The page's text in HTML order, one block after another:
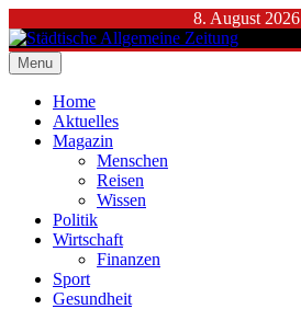
to
content
8. August 2026
Städtische Allgemeine Zeitung
Menu
Home
Aktuelles
Magazin
Menschen
Reisen
Wissen
Politik
Wirtschaft
Finanzen
Sport
Gesundheit